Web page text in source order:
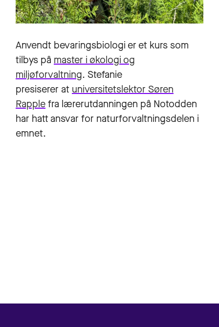
Anvendt bevaringsbiologi er et kurs som
tilbys på master i økologi og
miljøforvaltning. Stefanie
presiserer at universitetslektor Søren
Rapplefra lærerutdanningen på Notodden
har hatt ansvar for naturforvaltningsdelen i
emnet.